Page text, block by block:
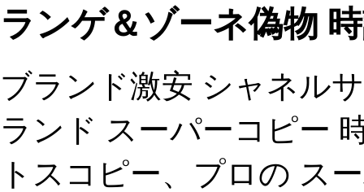
ランゲ＆ゾーネ偽物
ブランド激安 シャネル
ランド スーパーコピー
トスコピー、プロの ス